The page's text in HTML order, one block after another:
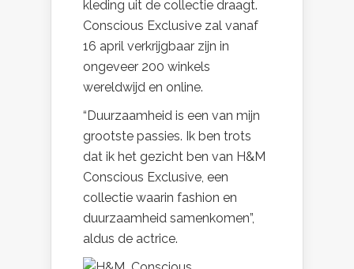
kleding uit de collectie draagt.
Conscious Exclusive zal vanaf
16 april verkrijgbaar zijn in
ongeveer 200 winkels
wereldwijd en online.
“Duurzaamheid is een van mijn
grootste passies. Ik ben trots
dat ik het gezicht ben van H&M
Conscious Exclusive, een
collectie waarin fashion en
duurzaamheid samenkomen”,
aldus de actrice.